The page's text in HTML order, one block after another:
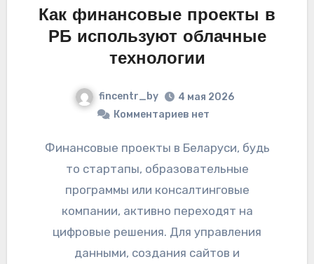
Как финансовые проекты в
РБ используют облачные
технологии
fincentr_by
4 мая 2026
Комментариев нет
Финансовые проекты в Беларуси, будь
то стартапы, образовательные
программы или консалтинговые
компании, активно переходят на
цифровые решения. Для управления
данными, создания сайтов и